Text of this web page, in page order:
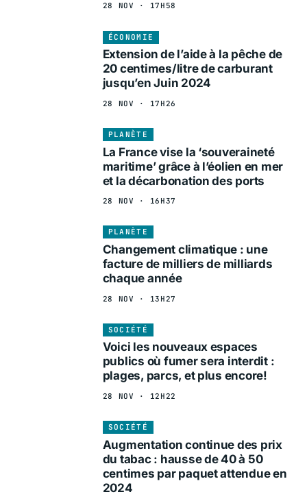
28 NOV · 17H58
ÉCONOMIE
Extension de l’aide à la pêche de
20 centimes/litre de carburant
jusqu’en Juin 2024
28 NOV · 17H26
PLANÈTE
La France vise la ‘souveraineté
maritime’ grâce à l’éolien en mer
et la décarbonation des ports
28 NOV · 16H37
PLANÈTE
Changement climatique : une
facture de milliers de milliards
chaque année
28 NOV · 13H27
SOCIÉTÉ
Voici les nouveaux espaces
publics où fumer sera interdit :
plages, parcs, et plus encore!
28 NOV · 12H22
SOCIÉTÉ
Augmentation continue des prix
du tabac : hausse de 40 à 50
centimes par paquet attendue en
2024